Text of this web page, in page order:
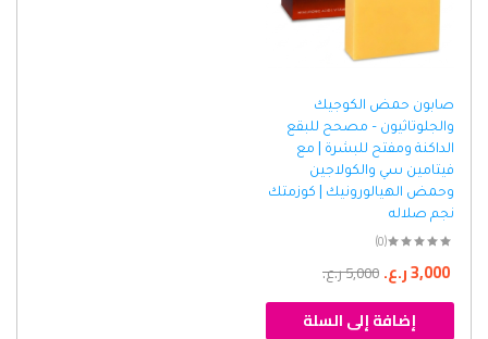
صابون حمض الكوجيك
والجلوتاثيون – مصحح للبقع
الداكنة ومفتح للبشرة | مع
فيتامين سي والكولاجين
وحمض الهيالورونيك | كوزمتك
نجم صلاله
(0)
5,000ر.ع. 3,000ر.ع.
إضافة إلى السلة